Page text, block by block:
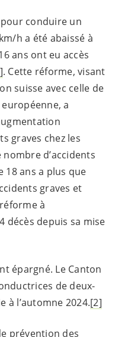
pour conduire un
h a été abaissé à
ans ont eu accès
. Cette réforme, visant
suisse avec celle de
a
graves chez les
d’accidents
18 ans a plus que
graves et
à
décès depuis sa mise
épargné. Le Canton
de deux-
à l’automne 2024.[2]
prévention des